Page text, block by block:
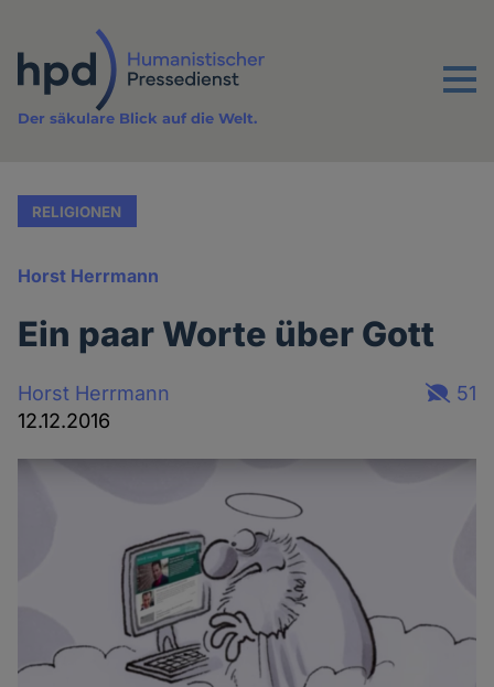
Inhalt
Menu
Der säkulare Blick auf die Welt.
RELIGIONEN
Horst Herrmann
Ein paar Worte über Gott
Horst Herrmann
12.12.2016
51